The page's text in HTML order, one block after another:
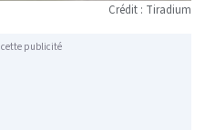
Crédit : Tiradium
cette publicité